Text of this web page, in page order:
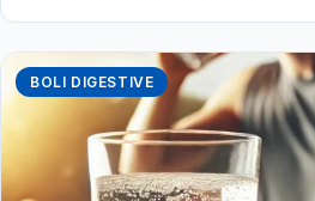
BOLI DIGESTIVE